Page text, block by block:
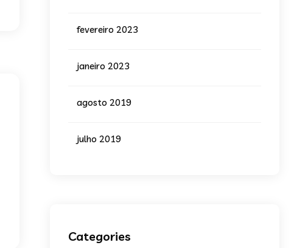
fevereiro 2023
janeiro 2023
agosto 2019
julho 2019
Categories